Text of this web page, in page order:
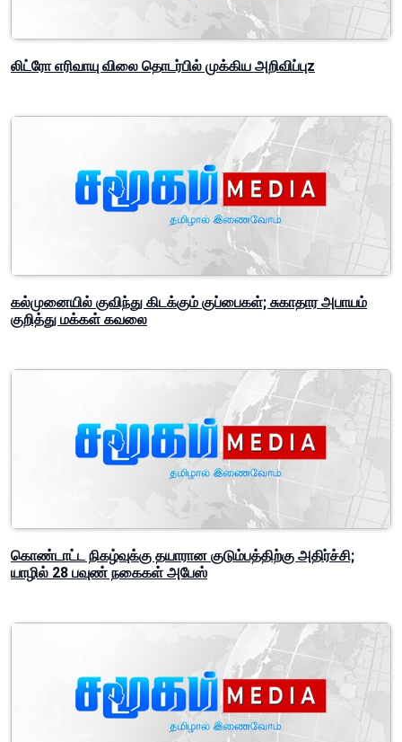
லிட்ரோ எரிவாயு விலை தொடர்பில் முக்கிய அறிவிப்புz
கல்முனையில் குவிந்து கிடக்கும் குப்பைகள்; சுகாதார அபாயம்
குறித்து மக்கள் கவலை
கொண்டாட்ட நிகழ்வுக்கு தயாரான குடும்பத்திற்கு அதிர்ச்சி;
யாழில் 28 பவுண் நகைகள் அபேஸ்